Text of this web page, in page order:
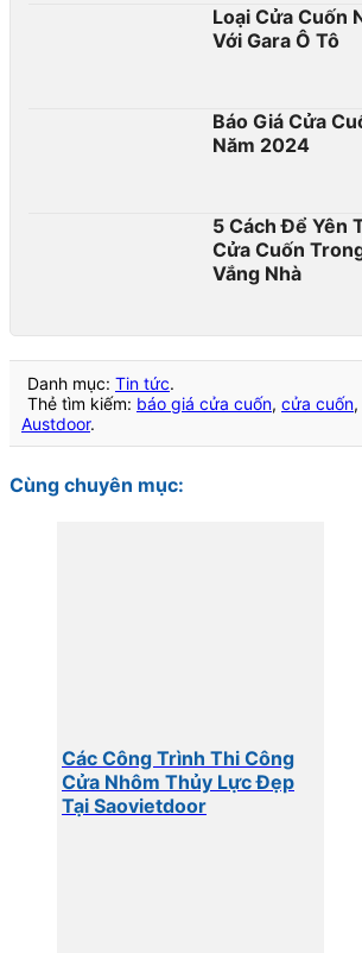
Loại Cửa Cuốn
Với Gara Ô Tô
Báo Giá Cửa
Năm 2024
5 Cách Để Yên
Cửa Cuốn
Vắng Nhà
Danh mục: Tin tức.
Thẻ tìm kiếm: báo giá cửa cuốn, cửa cuốn,
Austdoor.
Cùng chuyên mục:
Các Công Trình Thi Công
Cửa Nhôm Thủy Lực Đẹp
Tại Saovietdoor